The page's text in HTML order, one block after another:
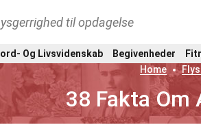
til opdagelse
Og Livsvidenskab Begivenheder
Home
38 Fakta Om